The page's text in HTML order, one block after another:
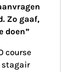
Zo gaaf,
doen”
course
stagair